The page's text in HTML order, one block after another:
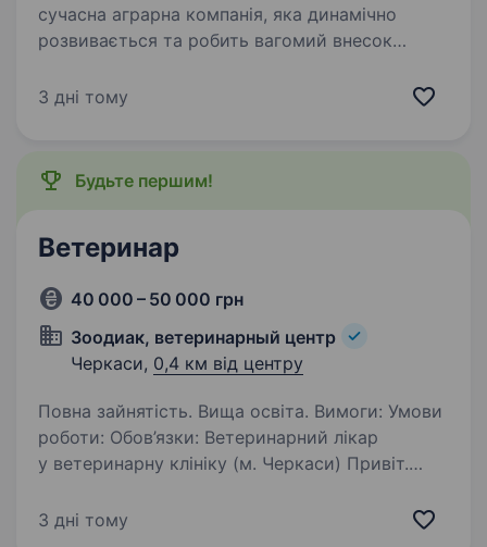
сучасна аграрна компанія, яка динамічно
розвивається та робить вагомий внесок
господарства. У зв’язку з розширенням
3 дні тому
Будьте першим!
Ветеринар
40 000 – 50 000 грн
Зоодиак, ветеринарный центр
Черкаси, 0,4 км від центру
Повна зайнятість. Вища освіта. Вимоги: Умови
роботи: Обов’язки: Ветеринарний лікар
у ветеринарну клініку (м. Черкаси) Привіт.
приєднається до нашої дружньої команди і
3 дні тому